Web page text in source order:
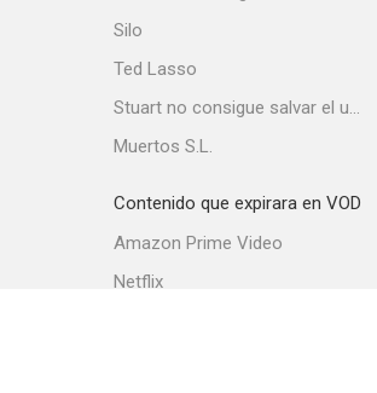
Silo
Ted Lasso
Stuart no consigue salvar el universo
Muertos S.L.
Contenido que expirara en VOD
Amazon Prime Video
Netflix